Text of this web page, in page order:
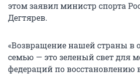
этом заявил министр спорта
Дегтярев.
«Возвращение нашей страны в
семью — это зеленый свет для
федераций по восстановлению